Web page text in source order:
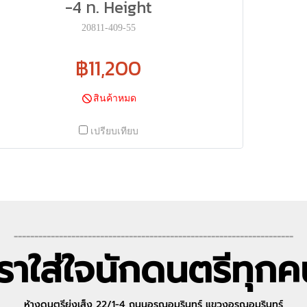
-4 ท. Height
20811-409-55
฿11,200
สินค้าหมด
เปรียบเทียบ
--------------------------------------------------------------------
าใส่ใจนักดนตรีทุก